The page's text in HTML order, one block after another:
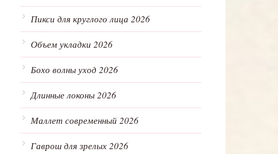
Пикси для круглого лица 2026
Объем укладки 2026
Бохо волны уход 2026
Длинные локоны 2026
Маллет современный 2026
Гаврош для зрелых 2026